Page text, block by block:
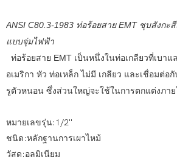
ANSI C80.3-1983 ท่อร้อยสาย EMT ชุบสังก
แบบจุ่มไฟฟ้า
ท่อร้อยสาย EMT เป็นหนึ่งในท่อเกลียวที่เบา
อเมริกา หัว ท่อเหล็ก ไม่มี เกลียว และเชื่อมต่อ
รูตัวหนอน ซึ่งส่วนใหญ่จะใช้ในการตกแต่งภาย
หมายเลขรุ่น:1/2''
ชนิด:หลักฐานการเผาไหม้
วัสดุ:อลูมิเนียม